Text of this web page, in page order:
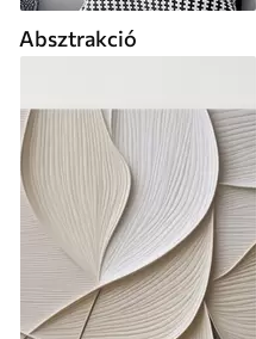
Absztrakció